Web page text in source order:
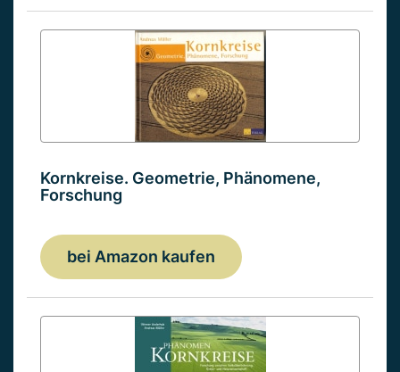
Kornkreise. Geometrie, Phänomene,
Forschung
bei Amazon kaufen